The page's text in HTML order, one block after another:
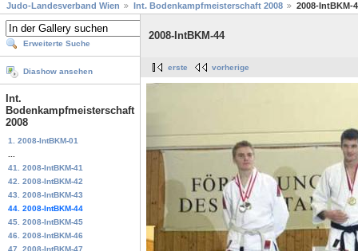
Judo-Landesverband Wien Int. Bodenkampfmeisterschaft 2008 2008-IntBKM-
Erweiterte Suche
Diashow ansehen
Int.
Bodenkampfmeisterschaft
2008
1. 2008-IntBKM-01
41. 2008-IntBKM-41
42. 2008-IntBKM-42
43. 2008-IntBKM-43
44. 2008-IntBKM-44
45. 2008-IntBKM-45
46. 2008-IntBKM-46
47. 2008-IntBKM-47
2008-IntBKM-44
erste vorherige